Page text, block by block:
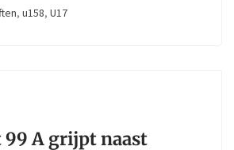
, u158, U17
99 A grijpt naast